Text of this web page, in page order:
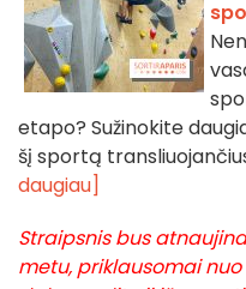
etapo? Sužinokite
šį sportą
daugiau]
Straipsnis bus
metu, priklausomai